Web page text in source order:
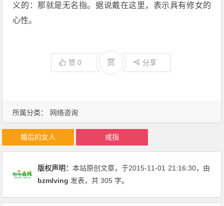
所属分类： 网络咨询
义的：那就是无名指。据说戴在这里，表示具有修女的
心性。
赞0 赏 分享
婚后的女人 戒指
版权声明：本站原创文章，于2015-11-01 21:16:30，由
bzmlving 发表，共 305 字。